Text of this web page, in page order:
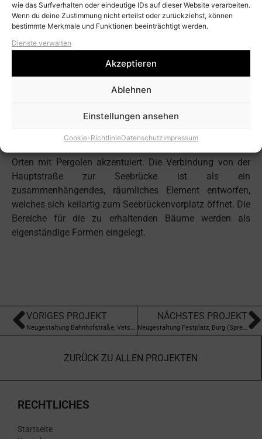
wie das Surfverhalten oder eindeutige IDs auf dieser Website verarbeiten.
Wenn du deine Zustimmung nicht erteilst oder zurückziehst, können
bestimmte Merkmale und Funktionen beeinträchtigt werden.
Dienste verwalten
Akzeptieren
Ablehnen
Einstellungen ansehen
Cookie-RichtlinieDatenschutzImpressum
wichtigsten Orte Koserows am Strand. Der
Seebrückenvorplatz wird zum Bindeglied der neuen
als formales Element eingeordnet wird. Als zentrales
Element verknüpft er die einzelnen Teilbereiche
(Anbindung an den Ort, Salzhütten, Restaurant,
Seebrücke, Spielplatz). Er ist gleichermaßen Treffpunkt,
barrierefrei gestaltete Promenade am Steilufer erreicht
man den Platz am Kiek Över. Die unterschiedlichen
Orten mit Pergolen akzentuiert. Die Verbindung von der
Hauptstraße zur Seebrücke ist als ein
zusammenhängendes, räumliches Element entworfen,
welches sich keilartig zum Seebrückenvorplatz öffnet. Die
Bereiche für die zu erhaltenden Bäume werden als
eigenständige Formen eingelegt.
ZURÜCK ZU ALLEN PROJEKTEN
VORIGES PROJEKT
Neugestaltung Bahnhofstraße, Vetschau (Spreewald)
NÄCHSTES PROJEKT
Neugestaltung Festplatz, Burg (Spreewald)
RECHTLICHES
Startseite